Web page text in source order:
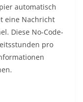
automatisch
eine Nachricht
Diese No-Code-
pro